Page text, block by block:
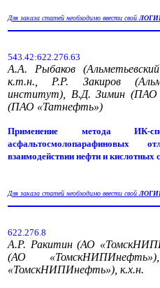
Для заказа статей необходимо ввести свой
543.42:622.276.63
А.А. Рыбаков
к.т.н., Р.Р. Закиров
институт), В.Д. Зимин
(ПАО «Татнефть»)
Применение метода ИК-
асфальтосмолопарафиновых
взаимодействии нефти и кислотных
Для заказа статей необходимо ввести свой
622.276.8
А.Р. Ракитин (АО
(АО
«ТомскНИПИнефть»), к.х.н.